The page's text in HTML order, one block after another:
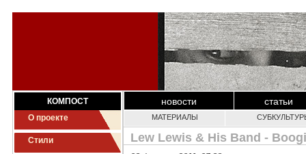
КОМПОСТ
О проекте
Стили
новости статьи
МАТЕРИАЛЫ
Lew Lewis & His Band -